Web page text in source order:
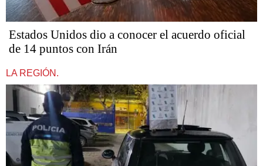
Estados Unidos dio a conocer el acuerdo oficial
de 14 puntos con Irán
LA REGIÓN.